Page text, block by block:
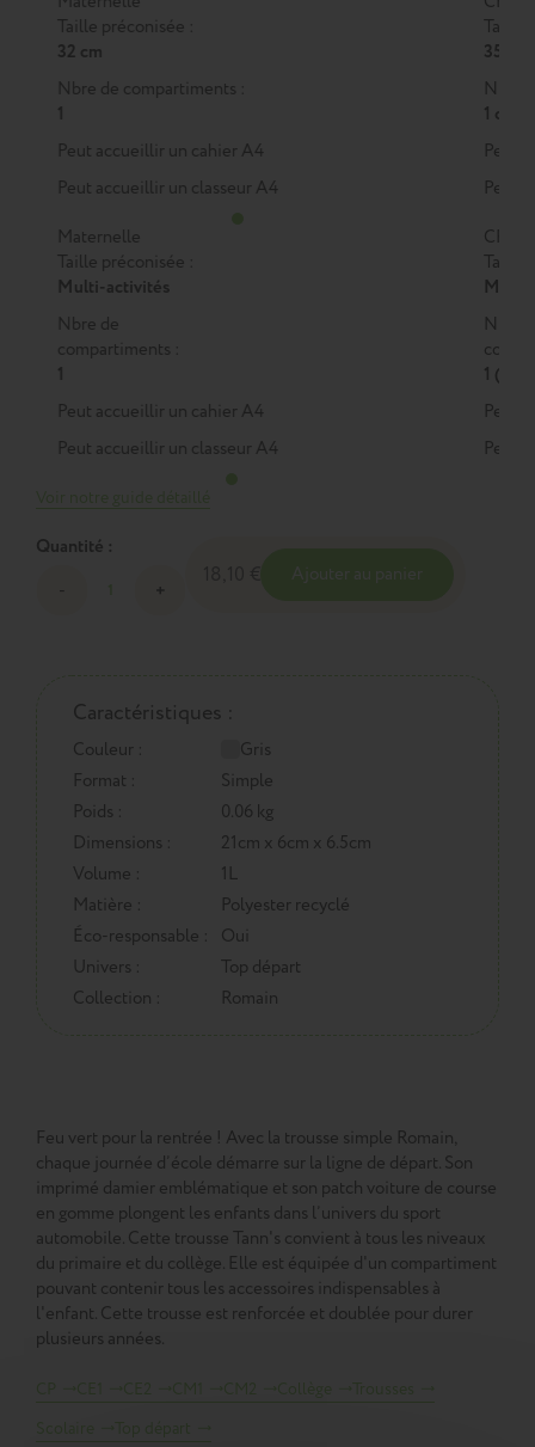
Taille préconisée :
32 cm
Nbre de compartiments :
1
Peut accueillir un cahier A4
Peut accueillir un classeur A4
Taille
35 cm
Nbre
1 ou 2
Peut
Peut
Maternelle
Taille préconisée :
Multi-activités
Nbre de
compartiments :
1
Peut accueillir un cahier A4
Peut accueillir un classeur A4
CP
Taille
M
Nbre
1 (M)
Peut
Peut
Quantité :
Caractéristiques :
Couleur :
Gris
Format :
Simple
Poids :
0.06 kg
Dimensions :
21cm x 6cm x 6.5cm
Volume :
1L
Matière :
Polyester recyclé
Éco-responsable :
Oui
Univers :
Top départ
Collection :
Romain
Feu vert pour la rentrée ! Avec la trousse simple Romain,
chaque journée d’école démarre sur la ligne de départ. Son
imprimé damier emblématique et son patch voiture de course
en gomme plongent les enfants dans l’univers du sport
automobile. Cette trousse Tann's convient à tous les niveaux
du primaire et du collège. Elle est équipée d'un compartiment
pouvant contenir tous les accessoires indispensables à
l'enfant. Cette trousse est renforcée et doublée pour durer
plusieurs années.